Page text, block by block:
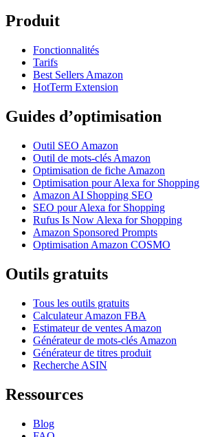
Produit
Fonctionnalités
Tarifs
Best Sellers Amazon
HotTerm Extension
Guides d’optimisation
Outil SEO Amazon
Outil de mots-clés Amazon
Optimisation de fiche Amazon
Optimisation pour Alexa for Shopping
Amazon AI Shopping SEO
SEO pour Alexa for Shopping
Rufus Is Now Alexa for Shopping
Amazon Sponsored Prompts
Optimisation Amazon COSMO
Outils gratuits
Tous les outils gratuits
Calculateur Amazon FBA
Estimateur de ventes Amazon
Générateur de mots-clés Amazon
Générateur de titres produit
Recherche ASIN
Ressources
Blog